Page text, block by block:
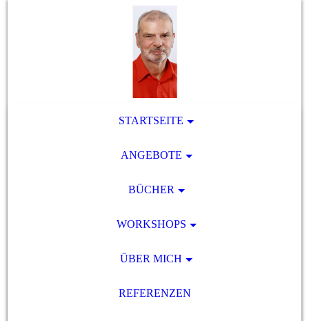
STARTSEITE
ANGEBOTE
BÜCHER
WORKSHOPS
ÜBER MICH
REFERENZEN